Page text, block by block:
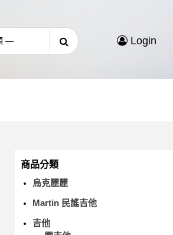
Login
商品分類
烏克麗麗
Martin 民謠吉他
吉他